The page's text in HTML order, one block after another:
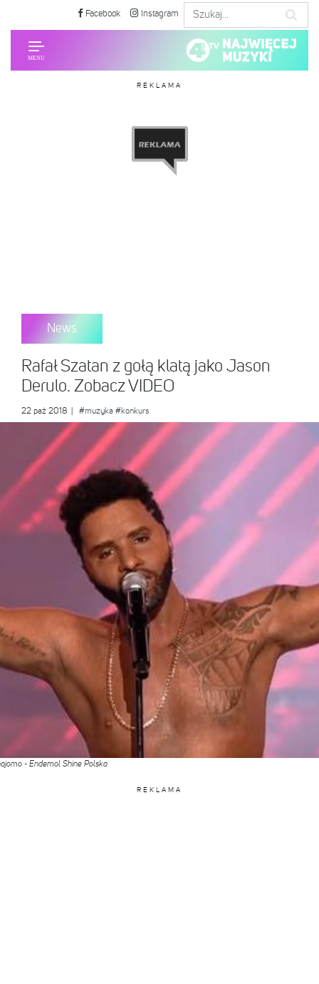
Facebook Instagram
REKLAMA
News
Rafał Szatan z gołą klatą jako Jason
Derulo. Zobacz VIDEO
22 paź 2018 #muzyka #konkurs
- Endemol Shine Polska
REKLAMA